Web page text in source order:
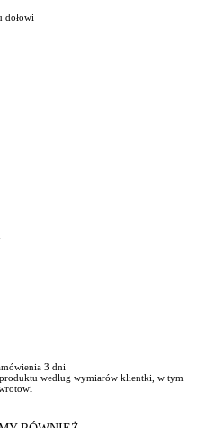
dołowi
3 dni
według wymiarów klientki, w tym